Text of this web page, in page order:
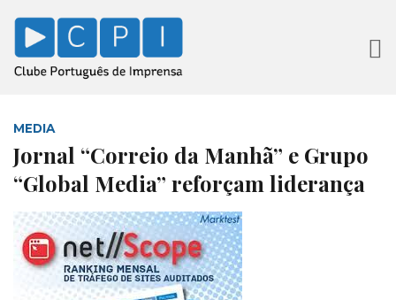
MEDIA
Jornal “Correio da Manhã” e Grupo
“Global Media” reforçam liderança